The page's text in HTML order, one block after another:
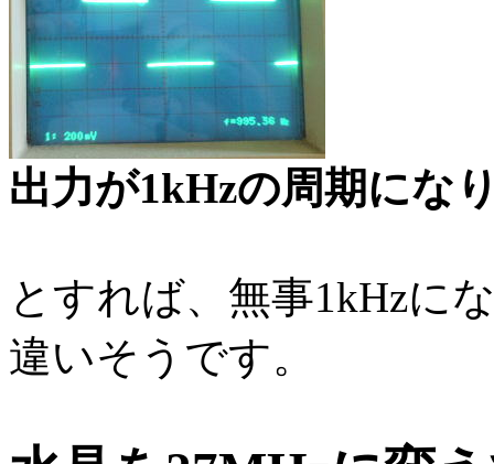
出力が1kHzの周期にな
とすれば、無事1kHzに
違いそうです。